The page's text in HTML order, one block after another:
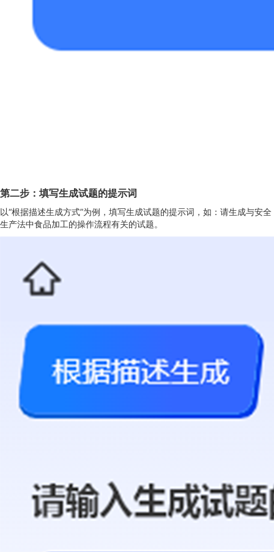
第二步：填写生成试题的提示词
以“根据描述生成方式”为例，填写生成试题的提示词，如：请生成与安全
生产法中食品加工的操作流程有关的试题。